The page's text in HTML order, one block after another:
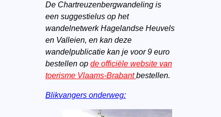
De Chartreuzenbergwandeling is
een suggestielus op het
wandelnetwerk Hagelandse Heuvels
en Valleien, en kan deze
wandelpublicatie kan je voor 9 euro
bestellen op de officiële website van
toerisme Vlaams-Brabantbestellen.
Blikvangers onderweg: